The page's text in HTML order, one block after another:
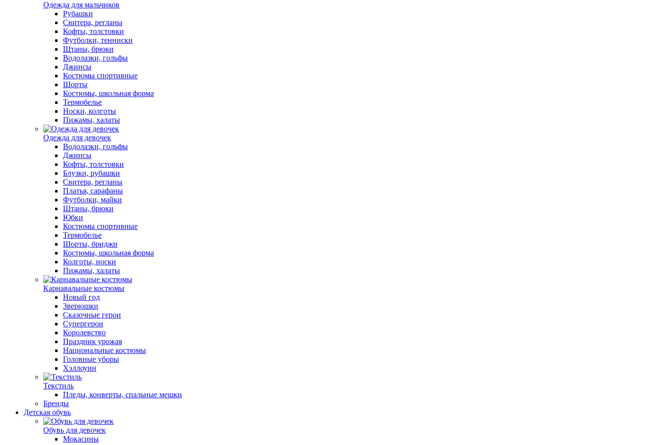
Одежда для мальчиков
Рубашки
Свитера, регланы
Кофты, толстовки
Футболки, тенниски
Штаны, брюки
Водолазки, гольфы
Джинсы
Костюмы спортивные
Шорты
Костюмы, школьная форма
Термобелье
Носки, колготы
Пижамы, халаты
Одежда для девочек
Водолазки, гольфы
Джинсы
Кофты, толстовки
Блузки, рубашки
Свитера, регланы
Платья, сарафаны
Футболки, майки
Штаны, брюки
Юбки
Костюмы спортивные
Термобелье
Шорты, бриджи
Костюмы, школьная форма
Колготы, носки
Пижамы, халаты
Карнавальные костюмы
Новый год
Зверюшки
Сказочные герои
Супергерои
Королевство
Праздник урожая
Национальные костюмы
Головные уборы
Хэллоуин
Текстиль
Пледы, конверты, спальные мешки
Бренды
Детская обувь
Обувь для девочек
Мокасины